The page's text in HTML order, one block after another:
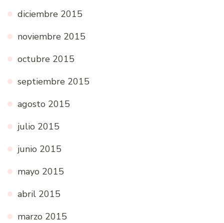
diciembre 2015
noviembre 2015
octubre 2015
septiembre 2015
agosto 2015
julio 2015
junio 2015
mayo 2015
abril 2015
marzo 2015